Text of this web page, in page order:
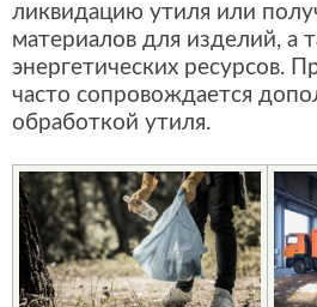
ликвидацию утиля или
материалов для изделий, а
энергетических ресурсов.
часто сопровождается
обработкой утиля.